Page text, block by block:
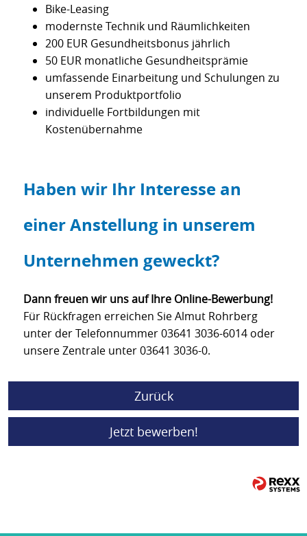
Bike-Leasing
modernste Technik und Räumlichkeiten
200 EUR Gesundheitsbonus jährlich
50 EUR monatliche Gesundheitsprämie
umfassende Einarbeitung und Schulungen zu
unserem Produktportfolio
individuelle Fortbildungen mit
Kostenübernahme
Haben wir Ihr Interesse an
einer Anstellung in unserem
Unternehmen geweckt?
Dann freuen wir uns auf Ihre Online-Bewerbung!
Für Rückfragen erreichen Sie Almut Rohrberg
unter der Telefonnummer 03641 3036-6014 oder
unsere Zentrale unter 03641 3036-0.
Zurück
Jetzt bewerben!